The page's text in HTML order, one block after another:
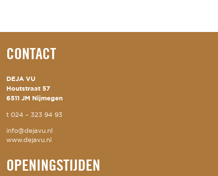
CONTACT
DEJA VU
Houtstraat 57
6511 JM Nijmegen
t024 – 323 94 93
info@dejavu.nl
www.dejavu.nl
OPENINGSTIJDEN